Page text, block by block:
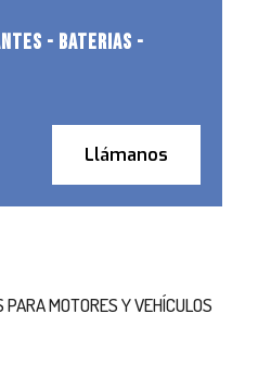
- BATERIAS -
Llámanos
MOTORES Y VEHÍCULOS